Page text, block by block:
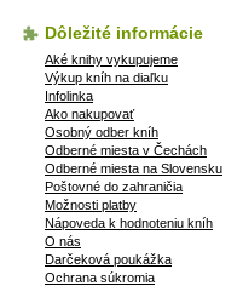
Dôležité informácie
Aké knihy vykupujeme
Výkup kníh na diaľku
Infolinka
Ako nakupovať
Osobný odber kníh
Odberné miesta v Čechách
Odberné miesta na Slovensku
Poštovné do zahraničia
Možnosti platby
Nápoveda k hodnoteniu kníh
O nás
Darčeková poukážka
Ochrana súkromia